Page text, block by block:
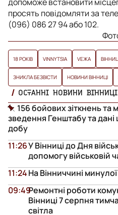
просять повідомляти за
(096) 086 27 94 або 102.
18 РОКІВ VINNYTSIA VЕЖА
ЗНИКЛА БЕЗВІСТИ НОВИНИ ВІННИЦІ
ОСТАННІ НОВИНИ ВІННИЦІ
156 бойових зіткнень та
зведення Генштабу та
добу
У Вінниці до Дня
допомогу військовій
11:26
На Вінниччині
11:24
Ремонтні роботи
Вінниці 7 серпня
світла
09:49